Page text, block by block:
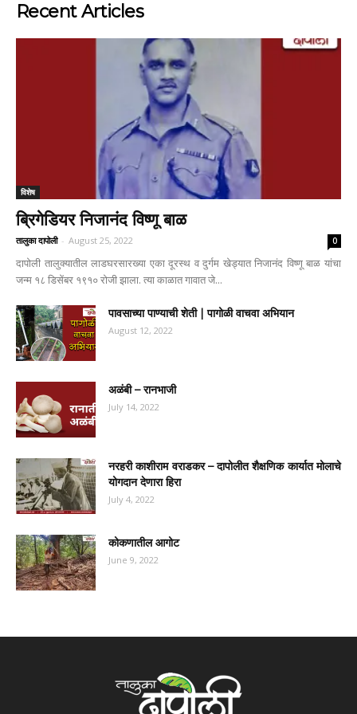
Recent Articles
विशेष
ब्रिगेडियर निजानंद विष्णू बाळ
तालुका दापोली - August 25, 2022 0
दापोली तालुक्यातील लाडघरसारख्या एका दूरस्थ व दुर्गम खेड्यात निजानंद विष्णू बाळ यांचा
जन्म १८ डिसेंबर १९१० रोजी झाला. त्या काळात गावात जे...
पावसाच्या पाण्याची शेती | पागोळी वाचवा अभियान
August 12, 2022
अळंबी – रानभाजी
July 14, 2022
नरहरी काशीराम वराडकर – दापोलीत शैक्षणिक कार्यात मोलाचे
योगदान देणारा हिरा
July 4, 2022
कोकणातील आगोट
June 9, 2022